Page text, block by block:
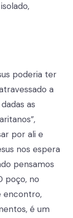
poderia ter
a
as
por ali e
nos espera
pensamos
poço, no
encontro,
é um